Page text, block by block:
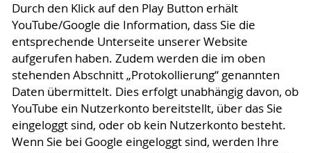
Durch den Klick auf den Play Button erhält
YouTube/Google die Information, dass Sie die
entsprechende Unterseite unserer Website
aufgerufen haben. Zudem werden die im oben
stehenden Abschnitt „Protokollierung“ genannten
Daten übermittelt. Dies erfolgt unabhängig davon, ob
YouTube ein Nutzerkonto bereitstellt, über das Sie
eingeloggt sind, oder ob kein Nutzerkonto besteht.
Wenn Sie bei Google eingeloggt sind, werden Ihre